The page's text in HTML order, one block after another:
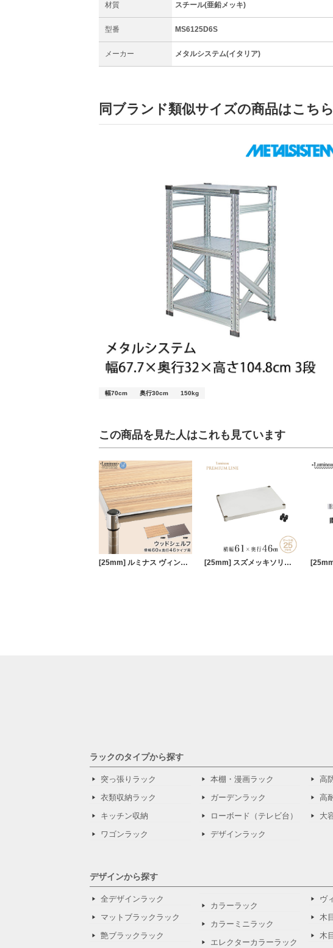
材質 スチール(亜鉛メッキ)
型番 MS6125D6S
メーカー メタルシステム(イタリア)
同ブランド類似サイズの商品はこちら
幅70cm 奥行30cm 150kg
この商品を見た人はこれも見ています
[25mm] ルミナス ヴィンテージウッドシェルフ 幅60 奥行46 [25mm] スズメッキソリッド棚 幅60 幅61×奥行46cm スリーブ付き ルミナス プレミアムライン ソリッドシェルフ スチールシェルフ